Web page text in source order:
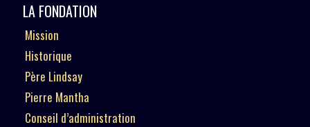
LA FONDATION
Mission
Historique
Père Lindsay
Pierre Mantha
Conseil d’administration